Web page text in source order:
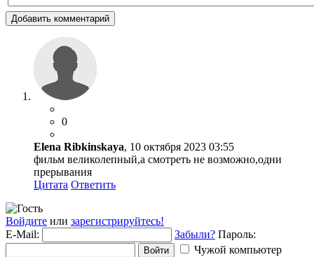
Добавить комментарий
0
Elena Ribkinskaya, 10 октября 2023 03:55
фильм великолепный,а смотреть не возможно,одни
прерывания
Цитата Ответить
Войдите или зарегистрируйтесь!
E-Mail:
Забыли? Пароль:
Войти
Чужой компьютер